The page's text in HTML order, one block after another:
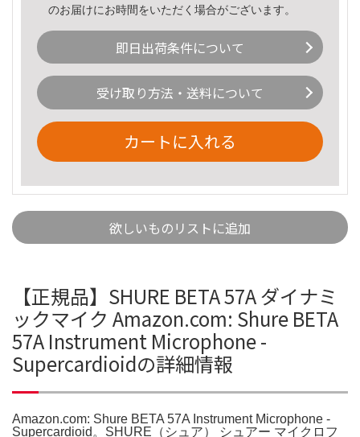
のお届けにお時間をいただく場合がございます。
即日出荷条件について
受け取り方法・送料について
カートに入れる
欲しいものリストに追加
【正規品】SHURE BETA 57A ダイナミ
ックマイク Amazon.com: Shure BETA
57A Instrument Microphone -
Supercardioidの詳細情報
Amazon.com: Shure BETA 57A Instrument Microphone -
Supercardioid。SHURE（シュア） シュアー マイクロフ